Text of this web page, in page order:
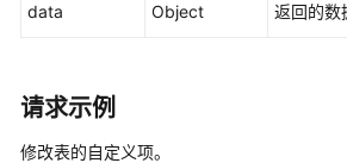
息
接
口
data Object 返回的数
请求示例
修改表的自定义项。